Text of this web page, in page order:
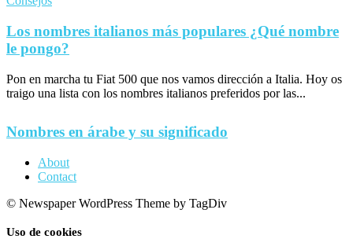
Los nombres italianos más populares ¿Qué nombre
le pongo?
Pon en marcha tu Fiat 500 que nos vamos dirección a Italia. Hoy os
traigo una lista con los nombres italianos preferidos por las...
Nombres en árabe y su significado
About
Contact
© Newspaper WordPress Theme by TagDiv
Uso de cookies